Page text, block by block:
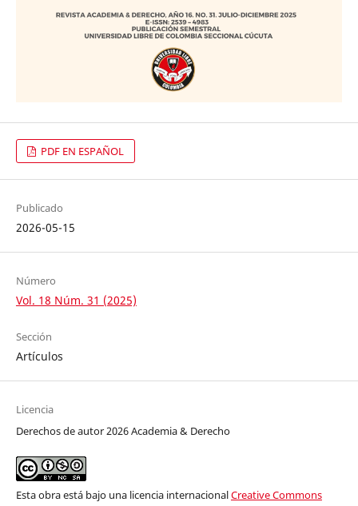
PDF EN ESPAÑOL
Publicado
2026-05-15
Número
Vol. 18 Núm. 31 (2025)
Sección
Artículos
Licencia
Derechos de autor 2026 Academia & Derecho
Esta obra está bajo una licencia internacionalCreative Commons